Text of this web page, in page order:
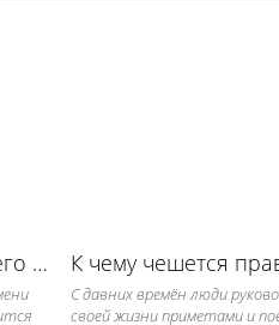
Егор — значение имени, его судьба и характер
С давних времён люди
своей жизни приметами и